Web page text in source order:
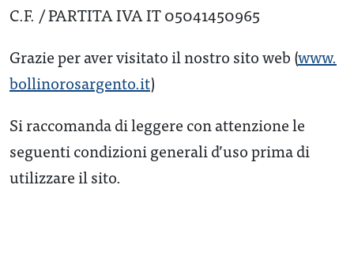
C.F. / PARTITA IVA IT 05041450965
Grazie per aver visitato il nostro sito web (www.
bollinorosargento.it)
Si raccomanda di leggere con attenzione le
seguenti condizioni generali d’uso prima di
utilizzare il sito.